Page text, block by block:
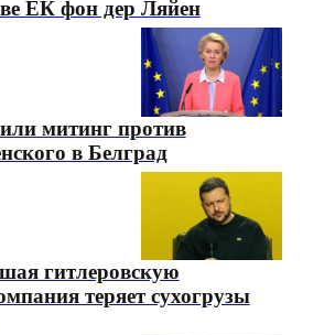
ЕК фон дер Ляйен
митинг против
в Белград
гитлеровскую
теряет сухогрузы